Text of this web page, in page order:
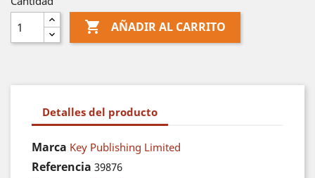
 AÑADIR AL CARRITO
Detalles del producto
Marca Key Publishing Limited
Referencia 39876